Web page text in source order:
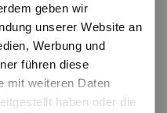
geben wir
unserer Website an
Werbung und
führen diese
mit weiteren Daten
haben oder die